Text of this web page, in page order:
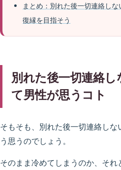
まとめ：別れた後一切連絡し
復縁を目指そう
別れた後一切連絡
て男性が思うコト
そもそも、別れた後一切連絡し
う思うのでしょう。
そのまま冷めてしまうのか、そ